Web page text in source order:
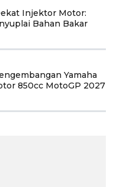
Injektor Motor:
Bahan Bakar
Yamaha
850cc MotoGP 2027